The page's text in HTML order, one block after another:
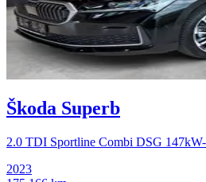
Škoda Superb
2.0 TDI Sportline Combi DSG
2023